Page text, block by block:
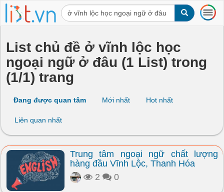
T
o
e
n
n
List chủ đề ở vĩnh lộc học
ngoại ngữ ở đâu (1 List) trong
(1/1) trang
Đang được quan tâm Mới nhất Hot nhất
Liên quan nhất
Trung tâm ngoại ngữ chất lượng
hàng đầu Vĩnh Lộc, Thanh Hóa
2
0